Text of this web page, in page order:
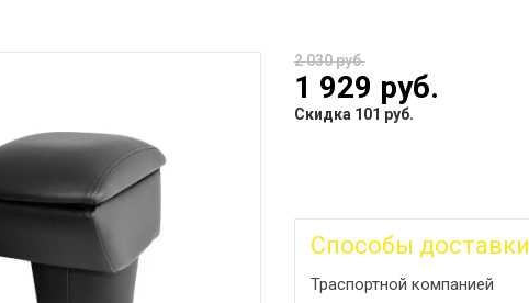
2 030 руб.
1 929 руб.
Скидка 101 руб.
Способы доставки
Траспортной компанией